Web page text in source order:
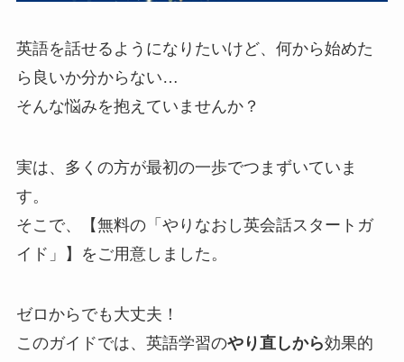
英語を話せるようになりたいけど、何から始めた
ら良いか分からない…
そんな悩みを抱えていませんか？
実は、多くの方が最初の一歩でつまずいていま
す。
そこで、【無料の「やりなおし英会話スタートガ
イド」】をご用意しました。
ゼロからでも大丈夫！
このガイドでは、英語学習のやり直しから効果的